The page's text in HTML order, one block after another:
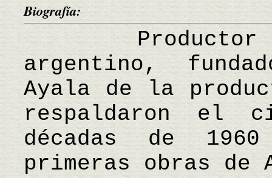
Biografía:
Productor y
argentino,
Ayala de la
respaldaron el
décadas de
primeras obras de